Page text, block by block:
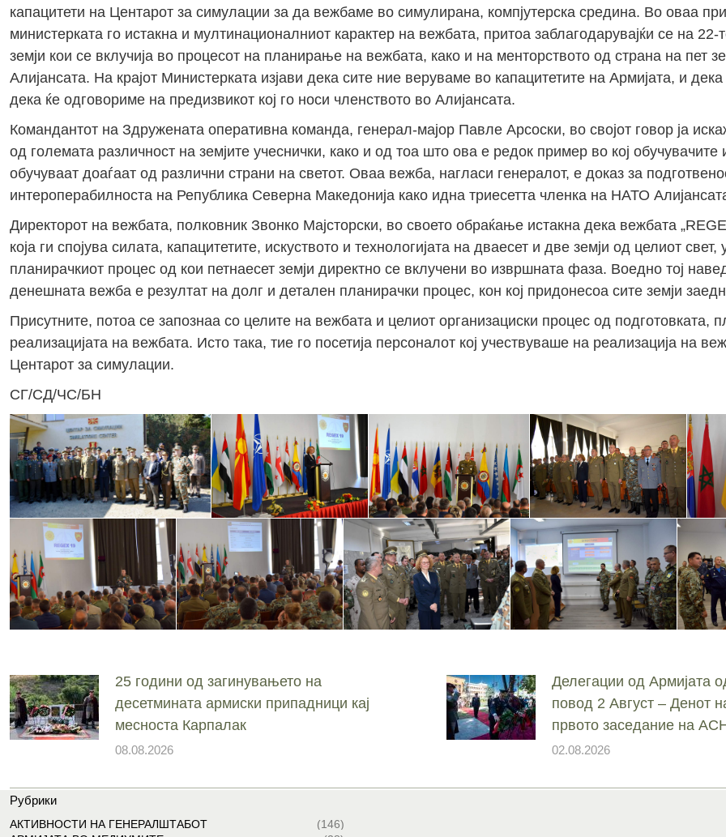
капацитети на Центарот за симулации за да вежбаме во симулирана, компјутерска средина. Во оваа
министерката го истакна и мултинационалниот карактер на вежбата, притоа заблагодарувајќи се на 22-
земји кои се вклучија во процесот на планирање на вежбата, како и на менторството од страна на пет
Алијансата. На крајот Министерката изјави дека сите ние веруваме во капацитетите на Армијата, и
дека ќе одговориме на предизвикот кој го носи членството во Алијансата.
Командантот на Здружената оперативна команда, генерал-мајор Павле Арсоски, во својот говор ја
од големата различност на земјите учеснички, како и од тоа што ова е редок пример во кој обучувачите
обучуваат доаѓаат од различни страни на светот. Оваа вежба, нагласи генералот, е доказ за
интероперабилноста на Република Северна Македонија како идна триесетта членка на НАТО
Директорот на вежбата, полковник Звонко Мајсторски, во своето обраќање истакна дека вежбата
која ги спојува силата, капацитетите, искуството и технологијата на дваесет и две земји од целиот свет,
планирачкиот процес од кои петнаесет земји директно се вклучени во извршната фаза. Воедно тој
денешната вежба е резултат на долг и детален планирачки процес, кон кој придонесоа сите земји
Присутните, потоа се запознаа со целите на вежбата и целиот организациски процес од подготовката,
реализацијата на вежбата. Исто така, тие го посетија персоналот кој учествуваше на реализација на
Центарот за симулации.
СГ/СД/ЧС/БН
25 години од загинувањето на
десетмината армиски припадници кај
месноста Карпалак
08.08.2026
Делегации од Армијата
повод 2 Август – Денот
првото заседание на
02.08.2026
Јан
14
Мај
46
Сеп
27
Јан
7
Мај
16
Сеп
40
Јан
9
Мај
28
Сеп
24
Јан
4
Мај
24
Сеп
19
Јан
11
Мај
17
Сеп
18
Јан
12
Мај
12
Сеп
19
Јан
16
Мај
34
Сеп
38
Јан
9
Мај
22
Сеп
42
Јан
13
Мај
37
Сеп
24
Јан
6
Мај
15
Сеп
21
Јан
16
Мај
29
Сеп
30
Јан
11
Мај
41
Сеп
31
Јан
0
Мај
3
Сеп
15
Рубрики
АКТИВНОСТИ НА ГЕНЕРАЛШТАБОТ
(146)